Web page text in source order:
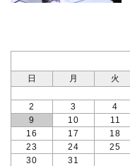
日
月 火
2
3 4
9
10 11
16
17 18
23
24 25
30
31